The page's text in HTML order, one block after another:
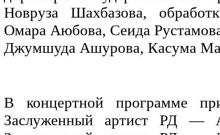
Новруза Шахбазова,
Омара Аюбова, Сеида
Джумшуда Ашурова, Касума
В концертной программе
Заслуженный артист РД —